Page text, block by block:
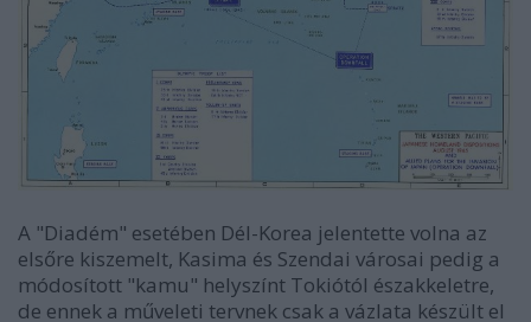
A "Diadém" esetében Dél-Korea jelentette volna az
elsőre kiszemelt, Kasima és Szendai városai pedig a
módosított "kamu" helyszínt Tokiótól északkeletre,
de ennek a műveleti tervnek csak a vázlata készült el